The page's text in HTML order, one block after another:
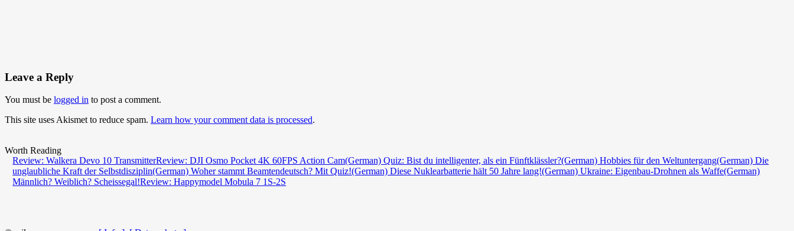
Leave a Reply
You must be logged in to post a comment.
This site uses Akismet to reduce spam. Learn how your comment data is processed.
Worth Reading
Review: Walkera Devo 10 TransmitterReview: DJI Osmo Pocket 4K 60FPS Action Cam(German) Quiz: Bist du intelligenter, als ein Fünftklässler?(German) Hobbies für den Weltuntergang(German) Die
unglaubliche Kraft der Selbstdisziplin(German) Woher stammt Beamtendeutsch? Mit Quiz!(German) Diese Nuklearbatterie hält 50 Jahre lang!(German) Ukraine: Eigenbau-Drohnen als Waffe(German)
Männlich? Weiblich? Scheissegal!Review: Happymodel Mobula 7 1S-2S